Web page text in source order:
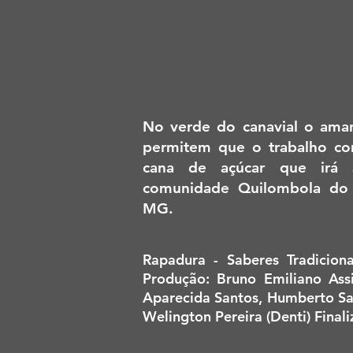
No verde do canavial o
permitem que o trabalho
cana de açúcar que
comunidade Quilombola
MG.
Rapadura - Saberes
Produção: Bruno Emiliano
Aparecida Santos, Humberto
Welington Pereira (Denti)